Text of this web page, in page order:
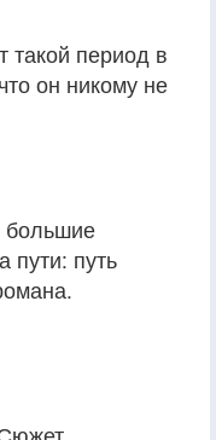
такой период в
он никому не
большие
пути: путь